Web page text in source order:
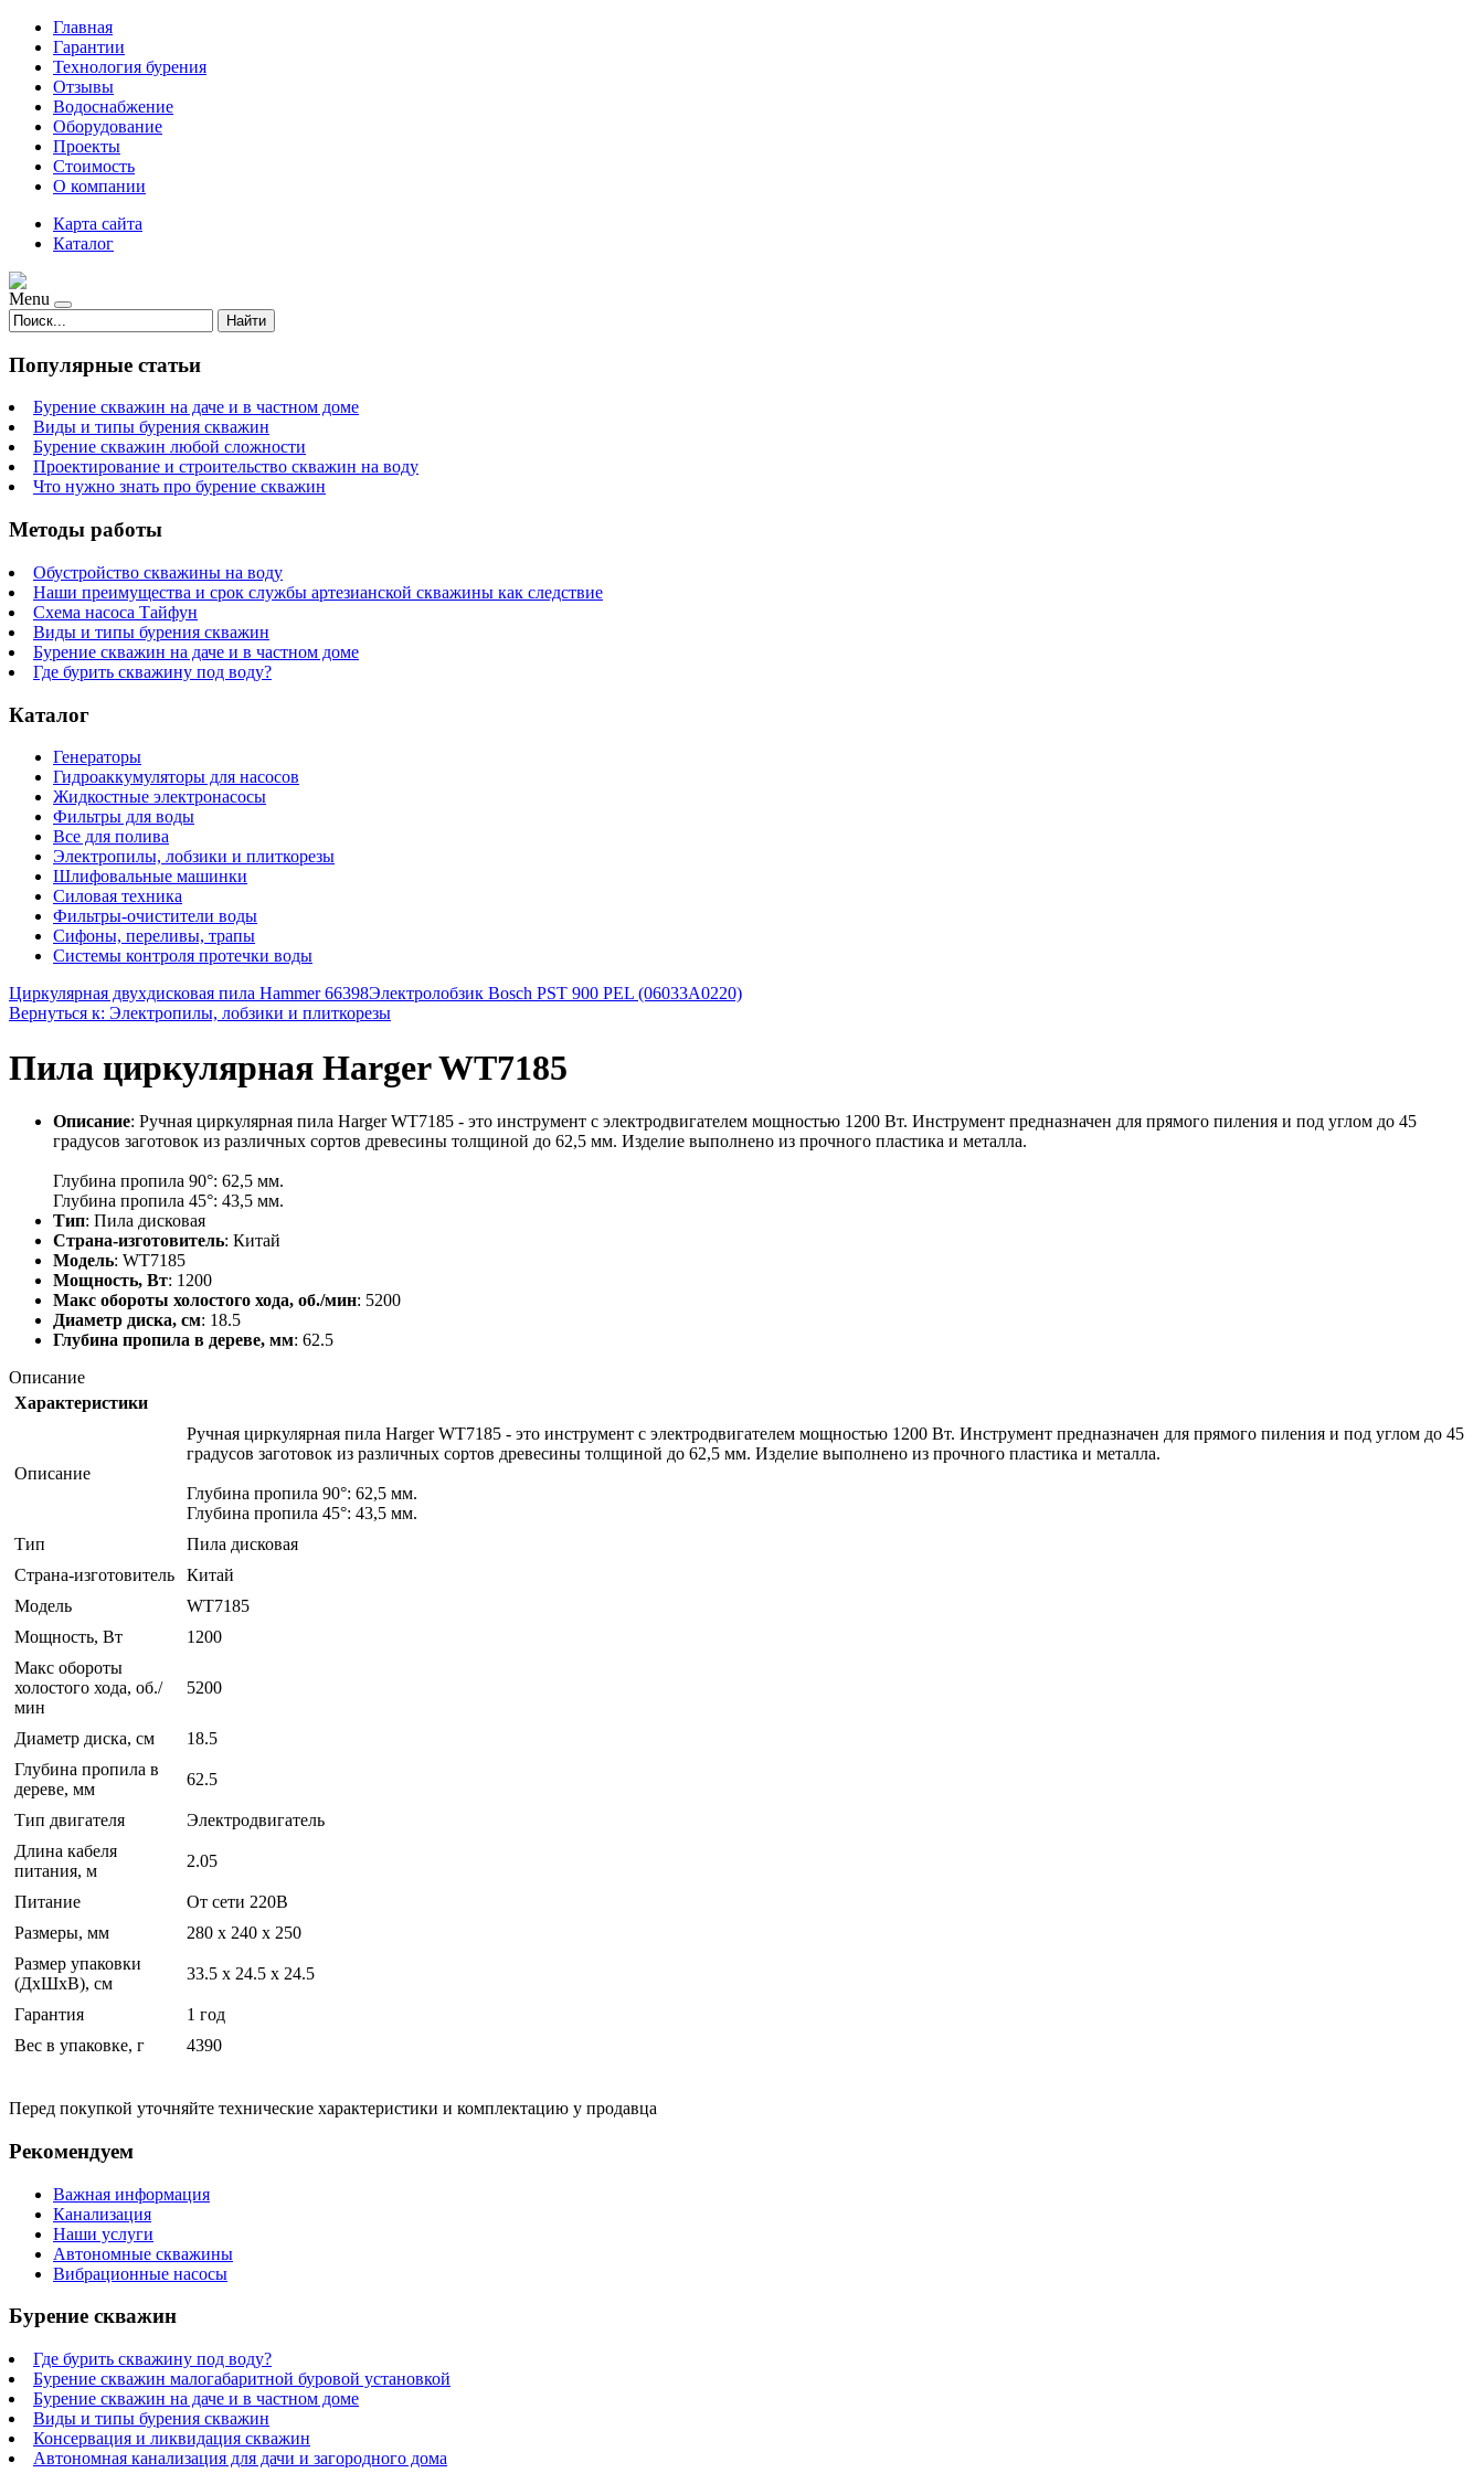
Главная
Гарантии
Технология бурения
Отзывы
Водоснабжение
Оборудование
Проекты
Стоимость
О компании
Карта сайта
Каталог
Menu
Найти
Популярные статьи
Бурение скважин на даче и в частном доме
Виды и типы бурения скважин
Бурение скважин любой сложности
Проектирование и строительство скважин на воду
Что нужно знать про бурение скважин
Методы работы
Обустройство скважины на воду
Наши преимущества и срок службы артезианской скважины как следствие
Схема насоса Тайфун
Виды и типы бурения скважин
Бурение скважин на даче и в частном доме
Где бурить скважину под воду?
Каталог
Генераторы
Гидроаккумуляторы для насосов
Жидкостные электронасосы
Фильтры для воды
Все для полива
Электропилы, лобзики и плиткорезы
Шлифовальные машинки
Силовая техника
Фильтры-очистители воды
Сифоны, переливы, трапы
Системы контроля протечки воды
Циркулярная двухдисковая пила Hammer 66398Электролобзик Bosch PST 900 PEL (06033A0220)
Вернуться к: Электропилы, лобзики и плиткорезы
Пила циркулярная Harger WT7185
Описание: Ручная циркулярная пила Harger WT7185 - это инструмент с электродвигателем мощностью 1200 Вт. Инструмент предназначен для прямого пиления и под углом до 45
градусов заготовок из различных сортов древесины толщиной до 62,5 мм. Изделие выполнено из прочного пластика и металла.
Глубина пропила 90°: 62,5 мм.
Глубина пропила 45°: 43,5 мм.
Тип: Пила дисковая
Страна-изготовитель: Китай
Модель: WT7185
Мощность, Вт: 1200
Макс обороты холостого хода, об./мин: 5200
Диаметр диска, см: 18.5
Глубина пропила в дереве, мм: 62.5
Описание
Характеристики
Описание
Ручная циркулярная пила Harger WT7185 - это инструмент с электродвигателем мощностью 1200 Вт. Инструмент предназначен для прямого пиления и под углом до 45
градусов заготовок из различных сортов древесины толщиной до 62,5 мм. Изделие выполнено из прочного пластика и металла.
Глубина пропила 90°: 62,5 мм.
Глубина пропила 45°: 43,5 мм.
Тип
Пила дисковая
Страна-изготовитель
Китай
Модель
WT7185
Мощность, Вт
1200
Макс обороты
холостого хода, об./
мин
5200
Диаметр диска, см
18.5
Глубина пропила в
дереве, мм
62.5
Тип двигателя
Электродвигатель
Длина кабеля
питания, м
2.05
Питание
От сети 220В
Размеры, мм
280 х 240 х 250
Размер упаковки
(ДхШхВ), см
33.5 x 24.5 x 24.5
Гарантия
1 год
Вес в упаковке, г
4390
Перед покупкой уточняйте технические характеристики и комплектацию у продавца
Рекомендуем
Важная информация
Канализация
Наши услуги
Автономные скважины
Вибрационные насосы
Бурение скважин
Где бурить скважину под воду?
Бурение скважин малогабаритной буровой установкой
Бурение скважин на даче и в частном доме
Виды и типы бурения скважин
Консервация и ликвидация скважин
Автономная канализация для дачи и загородного дома